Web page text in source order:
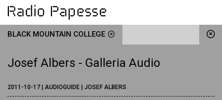
BLACK MOUNTAIN COLLEGE
Josef Albers - Galleria Audio
2011-10-17 | AUDIOGUIDE | JOSEF ALBERS